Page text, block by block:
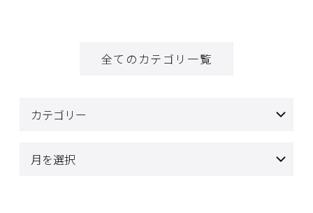
全てのカテゴリ一覧